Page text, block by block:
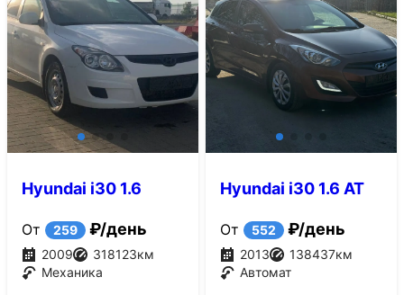
Hyundai i30 1.6
От 259 ₽/день
2009 318123км
Механика
Hyundai i30 1.6 AT
От 552 ₽/день
2013 138437км
Автомат